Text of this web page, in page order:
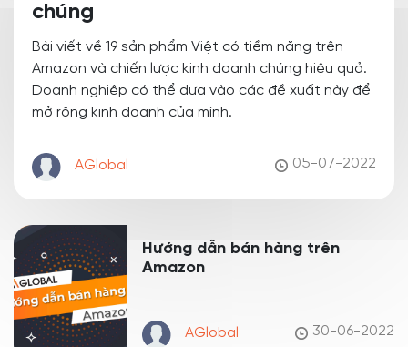
chúng
Bài viết về 19 sản phẩm Việt có tiềm năng trên
Amazon và chiến lược kinh doanh chúng hiệu quả.
Doanh nghiệp có thể dựa vào các đề xuất này để
mở rộng kinh doanh của mình.
AGlobal 05-07-2022
Hướng dẫn bán hàng trên
Amazon
AGlobal 30-06-2022